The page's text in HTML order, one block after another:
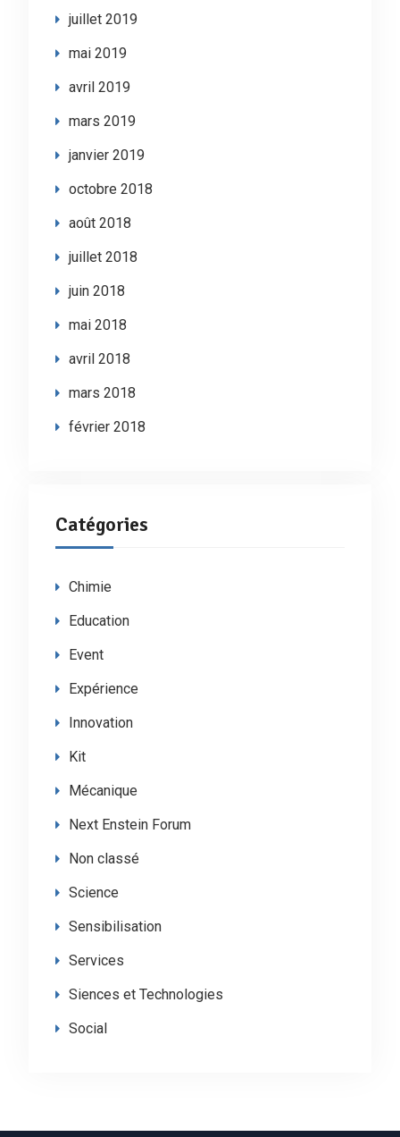
juillet 2019
mai 2019
avril 2019
mars 2019
janvier 2019
octobre 2018
août 2018
juillet 2018
juin 2018
mai 2018
avril 2018
mars 2018
février 2018
Catégories
Chimie
Education
Event
Expérience
Innovation
Kit
Mécanique
Next Enstein Forum
Non classé
Science
Sensibilisation
Services
Siences et Technologies
Social